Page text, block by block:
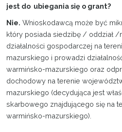
jest do ubiegania się o grant?
Nie. Wnioskodawcą może być
który posiada siedzibę / oddział /
działalności gospodarczej na
mazurskiego i prowadzi
warmińsko-mazurskiego oraz
dochodowy na terenie
mazurskiego (decydująca jest
skarbowego znajdującego się na
warmińsko-mazurskiego).